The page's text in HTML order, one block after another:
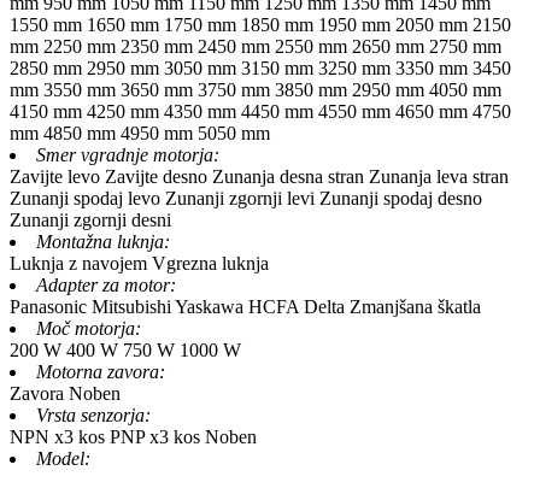
1550 mm 1650 mm 1750 mm 1850 mm 1950 mm 2050 mm 2150
mm 2250 mm 2350 mm 2450 mm 2550 mm 2650 mm 2750 mm
2850 mm 2950 mm 3050 mm 3150 mm 3250 mm 3350 mm 3450
mm 3550 mm 3650 mm 3750 mm 3850 mm 2950 mm 4050 mm
4150 mm 4250 mm 4350 mm 4450 mm 4550 mm 4650 mm 4750
mm 4850 mm 4950 mm 5050 mm
Smer vgradnje motorja:
Zavijte levo Zavijte desno Zunanja desna stran Zunanja leva stran
Zunanji spodaj levo Zunanji zgornji levi Zunanji spodaj desno
Zunanji zgornji desni
Montažna luknja:
Luknja z navojem Vgrezna luknja
Adapter za motor:
Panasonic Mitsubishi Yaskawa HCFA Delta Zmanjšana škatla
Moč motorja:
200 W 400 W 750 W 1000 W
Motorna zavora:
Zavora Noben
Vrsta senzorja:
NPN x3 kos PNP x3 kos Noben
Model: